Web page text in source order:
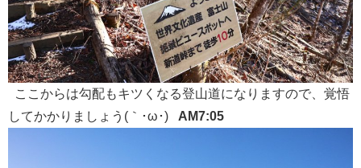
ここからは勾配もキツくなる登山道になりますので、覚悟
してかかりましょう(｀･ω･) AM7:05